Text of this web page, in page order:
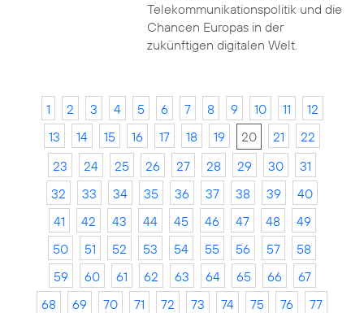
Telekommunikationspolitik und die
Chancen Europas in der
zukünftigen digitalen Welt.
1 2 3 4 5 6 7 8 9 10 11
12
13
14 15 16 17 18 19 20 21
22
23
24 25 26 27 28 29 30
31
32
33 34 35 36 37 38 39
40
41
42 43 44 45 46 47 48
49
50
51 52 53 54 55 56 57
58
59
60 61 62 63 64 65 66
67
68
69 70 71 72 73 74 75 76
77